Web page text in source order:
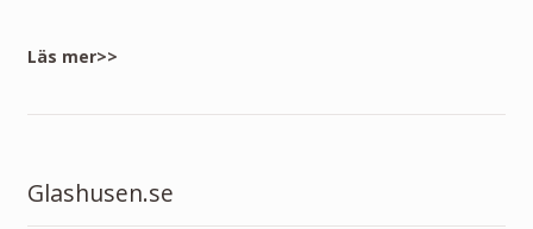
Läs mer>>
Glashusen.se